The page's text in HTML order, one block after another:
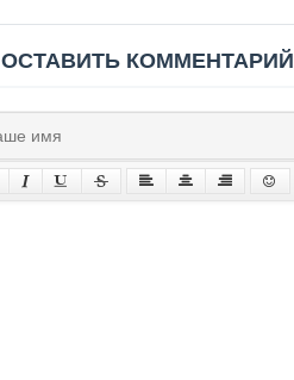
ОСТАВИТЬ КОММЕНТАРИЙ